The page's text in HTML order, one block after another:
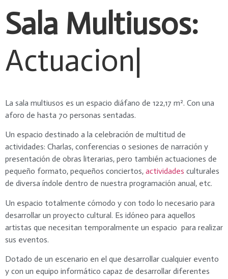
Sala Multiusos:
Actuaciones
La sala multiusos es un espacio diáfano de 122,17 m². Con una
aforo de hasta 70 personas sentadas.
Un espacio destinado a la celebración de multitud de
actividades: Charlas, conferencias o sesiones de narración y
presentación de obras literarias, pero también actuaciones de
pequeño formato, pequeños conciertos, actividades culturales
de diversa índole dentro de nuestra programación anual, etc.
Un espacio totalmente cómodo y con todo lo necesario para
desarrollar un proyecto cultural. Es idóneo para aquellos
artistas que necesitan temporalmente un espacio para realizar
sus eventos.
Dotado de un escenario en el que desarrollar cualquier evento
y con un equipo informático capaz de desarrollar diferentes